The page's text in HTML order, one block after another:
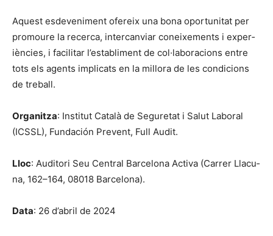
Aque­st esde­veni­ment ofer­eix una bona opor­tu­ni­tat per
pro­moure la recer­ca, inter­can­viar coneix­e­ments i exper­
ièn­cies, i facil­i­tar l’establiment de col·laboracions entre
tots els agents impli­cats en la mil­lo­ra de les condi­cions
de tre­ball.
Organ­itza: Insti­tut Català de Segure­tat i Salut Lab­o­ral
(ICSSL), Fun­dación Pre­vent, Full Audit.
Lloc: Audi­tori Seu Cen­tral Barcelona Acti­va (Car­rer Lla­cu­
na, 162–164, 08018 Barcelona).
Data: 26 d’abril de 2024